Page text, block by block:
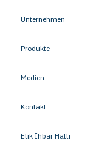
Unternehmen
Produkte
Medien
Kontakt
Etik İhbar Hattı